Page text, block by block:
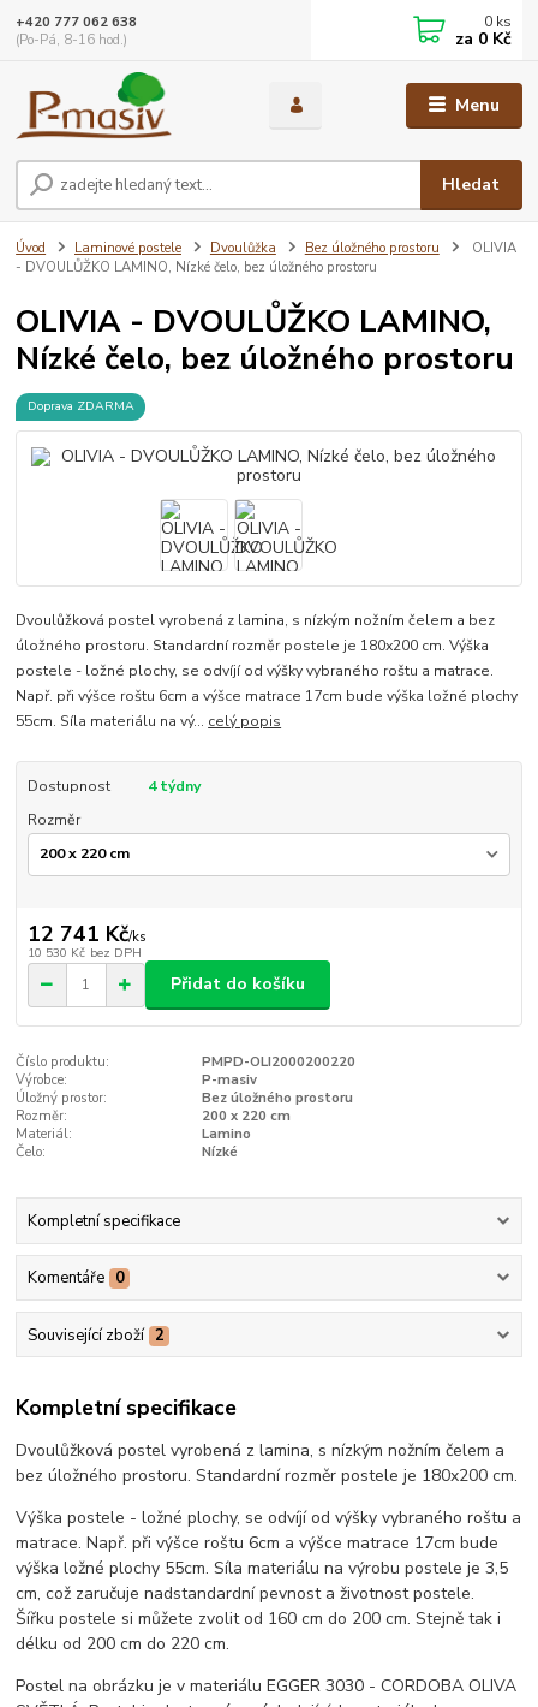
Menu
Hledat
+420 777 062 638
(Po-Pá, 8-16 hod.)
0 ks
za 0 Kč
Úvod Laminové postele Dvoulůžka Bez úložného prostoru
OLIVIA
- DVOULŮŽKO LAMINO, Nízké čelo, bez úložného prostoru
OLIVIA - DVOULŮŽKO LAMINO,
Nízké čelo, bez úložného prostoru
Doprava ZDARMA
Dvoulůžková postel vyrobená z lamina, s nízkým nožním čelem a bez
úložného prostoru. Standardní rozměr postele je 180x200 cm. Výška
postele - ložné plochy, se odvíjí od výšky vybraného roštu a matrace.
Např. při výšce roštu 6cm a výšce matrace 17cm bude výška ložné plochy
55cm. Síla materiálu na vý... celý popis
Dostupnost
4 týdny
Rozměr
12 741 Kč/ks
10 530 Kč bez DPH
Přidat do košíku
Číslo produktu:
PMPD-OLI2000200220
Výrobce:
P-masiv
Úložný prostor:
Bez úložného prostoru
Rozměr:
200 x 220 cm
Materiál:
Lamino
Čelo:
Nízké
Kompletní specifikace
Komentáře 0
Související zboží 2
Kompletní specifikace
Dvoulůžková postel vyrobená z lamina, s nízkým nožním čelem a
bez úložného prostoru. Standardní rozměr postele je 180x200 cm.
Výška postele - ložné plochy, se odvíjí od výšky vybraného roštu a
matrace. Např. při výšce roštu 6cm a výšce matrace 17cm bude
výška ložné plochy 55cm. Síla materiálu na výrobu postele je 3,5
cm, což zaručuje nadstandardní pevnost a životnost postele.
Šířku postele si můžete zvolit od 160 cm do 200 cm. Stejně tak i
délku od 200 cm do 220 cm.
Postel na obrázku je v materiálu EGGER 3030 - CORDOBA OLIVA